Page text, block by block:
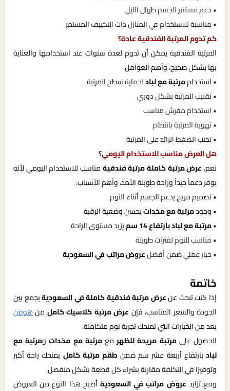
• دعم مستقر للجسم طوال الليل
• مناسبة للاستخدام في المنازل ذات التكييف المستمر
كم تدوم المرتبة الفندقية عادة؟
المرتبة الفندقية يمكن أن تدوم لعدة سنوات عند استخدامها والعناية
بها بشكل صحيح، وأهم العوامل:
• استخداممرتبة مع لبادلحماية سطح المرتبة
• تقليب المرتبة بشكل دوري
• استخدام مفرش مناسب
• تهوية المرتبة بانتظام
• تجنب الضغط الزائد على المرتبة
هل العرض مناسب للاستخدام اليومي؟
نعم،عرض مرتبة كاملة مرتبة فندقيةمناسب للاستخدام اليومي لأنه
يوفر دعماً جيداً وراحة طويلة الأمد، وأهم الأسباب:
• تصميم مريح يدعم الجسم أثناء النوم
• وجودمرتبة مع مخداتيحسن وضعية الرقبة
•مرتبة مع لباد بارتفاع 14 سم
يزيد مستوى الراحة
• مناسب للنوم لفترات طويلة
• خيار عملي ضمن أفضلعروض مراتب في السعودية
خاتمة
إذا كنت تبحث عنعرض مرتبة فندقية كاملة في السعوديةيجمع بين
الجودة والسعر المناسب، فإن عرض مرتبة كلاسيك كامل منهوفن
يعد من الخيارات التي تمنحك تجربة نوم متكاملة.
الحصول علىمرتبة مريحة للظهرمعمرتبة مع مخداتومرتبة مع
لبادبارتفاع أربعة عشر سم ضمن طقم مرتبة كامل يمنحك راحة أكبر
وتوفيرًا في التكلفة مقارنة بشراء كل قطعة بشكل منفصل.
ومع تزايد عروض مراتب في السعوديةأصبح هذا النوع من العروض